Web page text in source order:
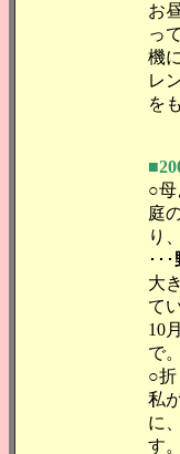
お
っ
機
レ
を
○母
庭
り
･･･
大
て
10
で。
○折
私
に
す。